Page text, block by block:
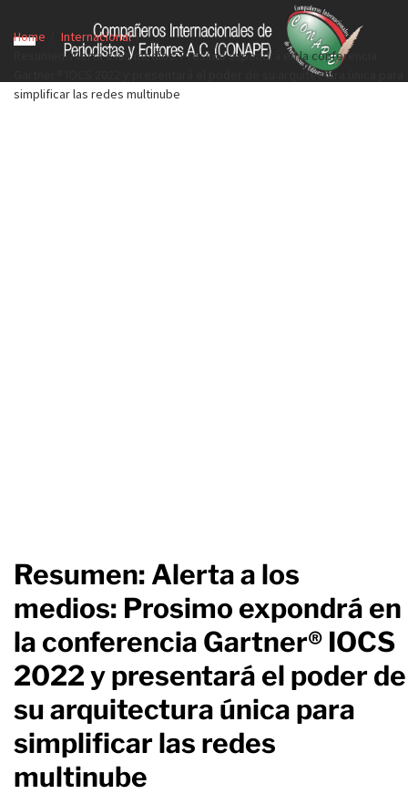
Home
Internacional
Resumen: Alerta a los medios: Prosimo expondrá en la conferencia
Gartner® IOCS 2022 y presentará el poder de su arquitectura única para
simplificar las redes multinube
Resumen: Alerta a los
medios: Prosimo expondrá en
la conferencia Gartner® IOCS
2022 y presentará el poder de
su arquitectura única para
simplificar las redes
multinube